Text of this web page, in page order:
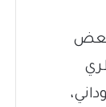
بعض